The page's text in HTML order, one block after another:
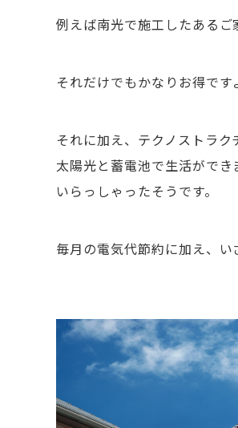
例えば南光で施工したある
それだけでもかなりお得です
それに加え、テクノストラ
太陽光と蓄電池で生活ができ
いらっしゃったそうです。
毎月の電気代節約に加え、い